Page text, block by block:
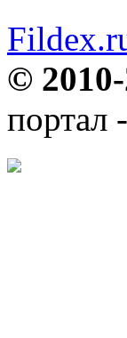
©
портал